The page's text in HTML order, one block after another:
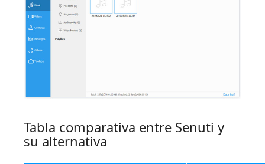
Tabla comparativa entre Senuti y
su alternativa